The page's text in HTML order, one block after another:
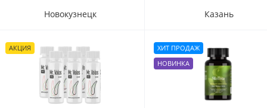
Казань
ХИТ ПРОДАЖ
НОВИНКА
Казань
АКЦИЯ